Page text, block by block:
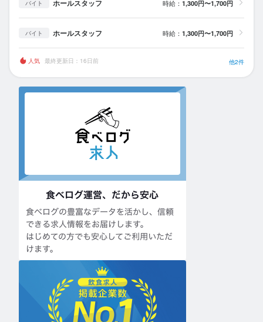
バイト ホールスタッフ 時給： 1,300円〜1,700円
バイト ホールスタッフ 時給： 1,300円〜1,700円
人気 最終更新日：16日前 他2件